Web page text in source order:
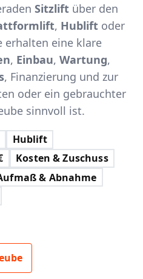
Sitzlift über den
, Hublift oder
erhalten eine klare
, Einbau, Wartung,
, Finanzierung und zur
oder ein gebrauchter
sinnvoll ist.
Hublift
Kosten & Zuschuss
& Abnahme